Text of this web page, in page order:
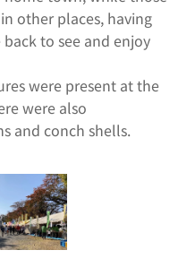
other places, having
to see and enjoy
were present at the
were also
and conch shells.